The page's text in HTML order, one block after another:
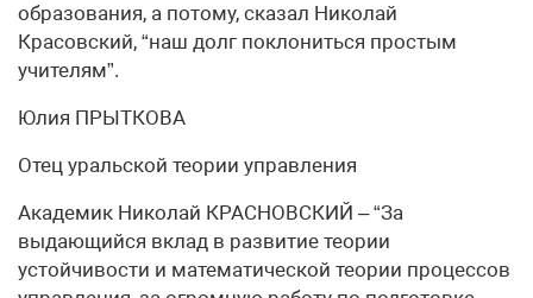
образования, а потому, сказал Николай
Красовский, “наш долг поклониться простым
учителям”.
Юлия ПРЫТКОВА
Отец уральской теории управления
Академик Николай КРАСНОВСКИЙ – “За
выдающийся вклад в развитие теории
устойчивости и математической теории процессов